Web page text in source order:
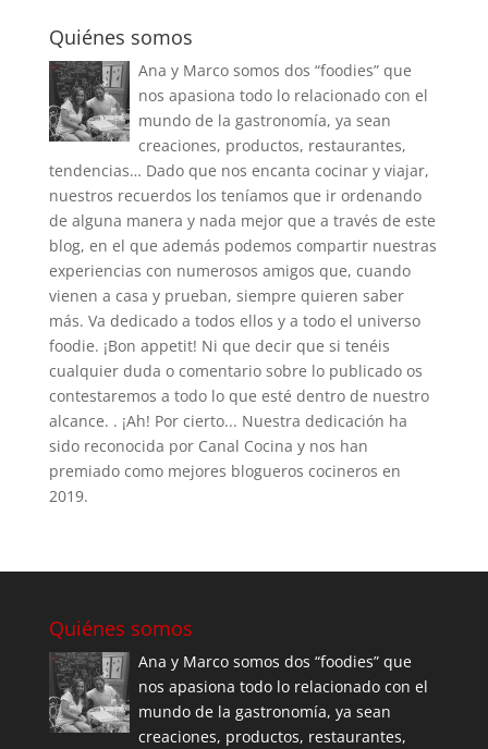
Quiénes somos
Ana y Marco somos dos “foodies” que
nos apasiona todo lo relacionado con el
mundo de la gastronomía, ya sean
creaciones, productos, restaurantes,
tendencias… Dado que nos encanta cocinar y viajar,
nuestros recuerdos los teníamos que ir ordenando
de alguna manera y nada mejor que a través de este
blog, en el que además podemos compartir nuestras
experiencias con numerosos amigos que, cuando
vienen a casa y prueban, siempre quieren saber
más. Va dedicado a todos ellos y a todo el universo
foodie. ¡Bon appetit! Ni que decir que si tenéis
cualquier duda o comentario sobre lo publicado os
contestaremos a todo lo que esté dentro de nuestro
alcance. . ¡Ah! Por cierto... Nuestra dedicación ha
sido reconocida por Canal Cocina y nos han
premiado como mejores blogueros cocineros en
2019.
Quiénes somos
Ana y Marco somos dos “foodies” que
nos apasiona todo lo relacionado con el
mundo de la gastronomía, ya sean
creaciones, productos, restaurantes,